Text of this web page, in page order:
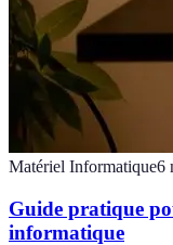
Matériel Informatique6
Guide pratique
informatique